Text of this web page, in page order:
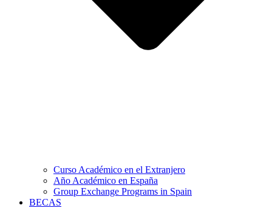
Curso Académico en el Extranjero
Año Académico en España
Group Exchange Programs in Spain
BECAS